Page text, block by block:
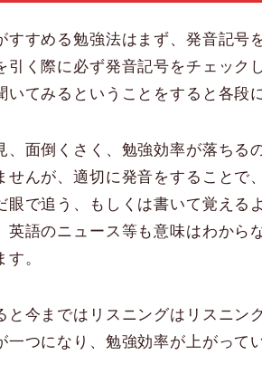
すすめる勉強法はまず、発音記号
引く際に必ず発音記号をチェック
いてみるということをすると各段
、面倒くさく、勉強効率が落ちる
せんが、適切に発音をすることで
眼で追う、もしくは書いて覚える
英語のニュース等も意味はわから
す。
と今まではリスニングはリスニン
一つになり、勉強効率が上がって